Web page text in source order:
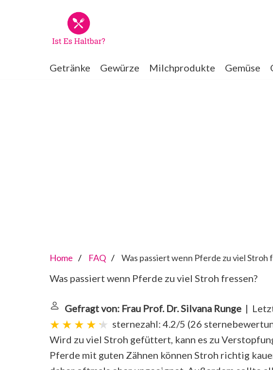
Getränke Gewürze Milchprodukte Gemüse
Home FAQ Was passiert wenn Pferde zu viel Stroh
Was passiert wenn Pferde zu viel Stroh fressen?
Gefragt von: Frau Prof. Dr. Silvana Runge |
sternezahl: 4.2/5 (26
Wird zu viel Stroh gefüttert, kann es zu
Pferde mit guten Zähnen können Stroh richtig